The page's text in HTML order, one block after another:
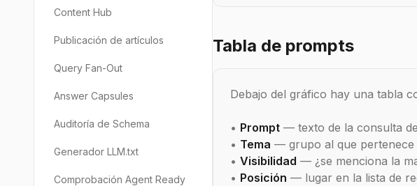
Content Hub
Publicación de artículos
Query Fan-Out
Answer Capsules
Auditoría de Schema
Generador LLM.txt
Comprobación Agent Ready
Tabla de prompts
Debajo del gráfico hay una tabla
• Prompt — texto de la consulta
• Tema — grupo al que
• Visibilidad — ¿se menciona la
• Posición — lugar en la lista de